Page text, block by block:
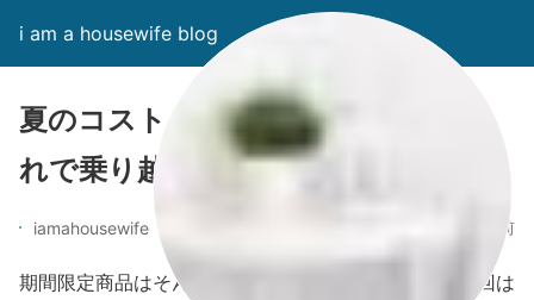
i am a housewife blog
夏のコストコおすすめ品暑い夏はこ
れで乗り越える
iamahousewife 6年前
期間限定商品はそんなに買わないタイプの私ですが今回は